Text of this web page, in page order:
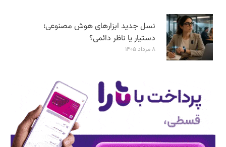
نسل جدید ابزارهای هوش مصنوعی؛
دستیار یا ناظر دائمی؟
۸ مرداد ۱۴۰۵